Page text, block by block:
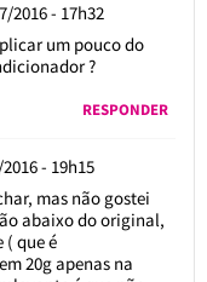
2016 - 17h32
um pouco do
?
RESPONDER
- 19h15
mas não gostei
abaixo do original,
( que é
20g apenas na